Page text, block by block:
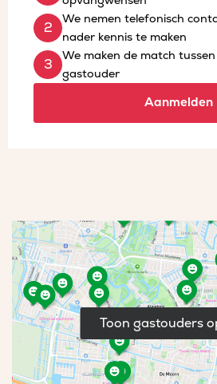
We nemen telefonisch
nader kennis te maken
We maken de match
gastouder
Aanmelden
Toon gastouders